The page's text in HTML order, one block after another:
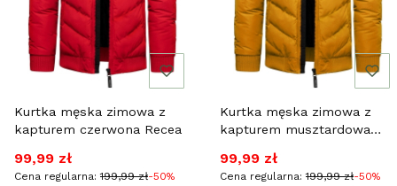
Kurtka męska zimowa z
kapturem czerwona Recea
Cena promocyjna
99,99 zł
Cena regularna: 199,99 zł-50%
Kurtka męska zimowa z
kapturem musztardowa
Cena promocyjna
99,99 zł
Cena regularna: 199,99 zł-50%